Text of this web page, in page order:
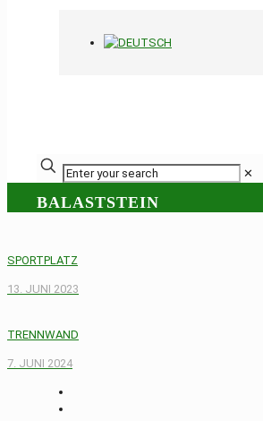
✕
BALASTSTEIN
SPORTPLATZ
13. JUNI 2023
TRENNWAND
7. JUNI 2024